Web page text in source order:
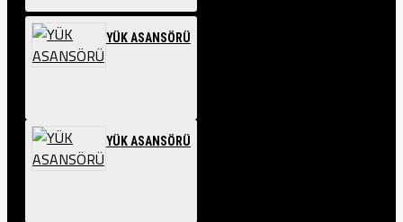
YÜK ASANSÖRÜ
YÜK ASANSÖRÜ